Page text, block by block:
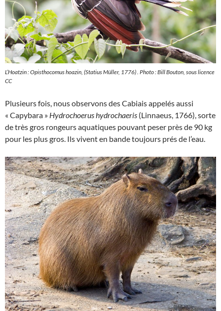
L’Hoatzin : Opisthocomus hoazin, (Statius Müller, 1776) . Photo : Bill Bouton, sous licence
CC
Plusieurs fois, nous observons des Cabiais appelés aussi
« Capybara » Hydrochoerus hydrochaeris (Linnaeus, 1766), sorte
de très gros rongeurs aquatiques pouvant peser près de 90 kg
pour les plus gros. Ils vivent en bande toujours prés de l’eau.